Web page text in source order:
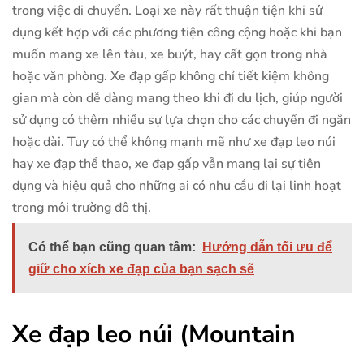
trong việc di chuyển. Loại xe này rất thuận tiện khi sử
dụng kết hợp với các phương tiện công cộng hoặc khi bạn
muốn mang xe lên tàu, xe buýt, hay cất gọn trong nhà
hoặc văn phòng. Xe đạp gấp không chỉ tiết kiệm không
gian mà còn dễ dàng mang theo khi đi du lịch, giúp người
sử dụng có thêm nhiều sự lựa chọn cho các chuyến đi ngắn
hoặc dài. Tuy có thể không mạnh mẽ như xe đạp leo núi
hay xe đạp thể thao, xe đạp gấp vẫn mang lại sự tiện
dụng và hiệu quả cho những ai có nhu cầu đi lại linh hoạt
trong môi trường đô thị.
Có thể bạn cũng quan tâm:
Hướng dẫn tối ưu để
giữ cho xích xe đạp của bạn sạch sẽ
Xe đạp leo núi (Mountain